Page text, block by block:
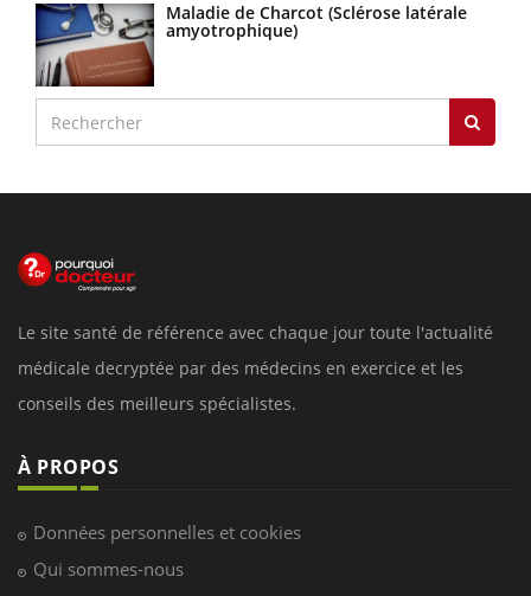
Maladie de Charcot (Sclérose latérale
amyotrophique)
Le site santé de référence avec chaque jour toute l'actualité
médicale decryptée par des médecins en exercice et les
conseils des meilleurs spécialistes.
À PROPOS
Données personnelles et cookies
Qui sommes-nous